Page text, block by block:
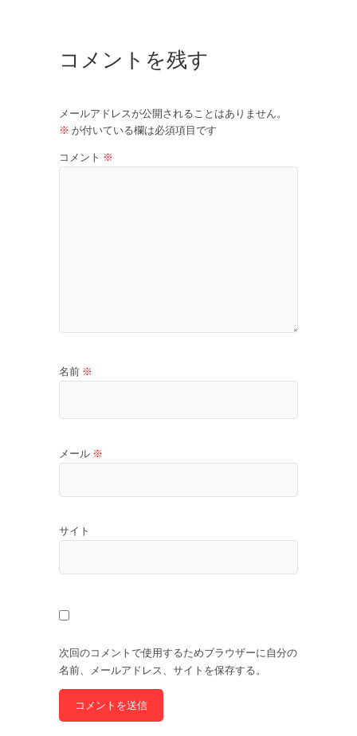
コメントを残す
メールアドレスが公開されることはありません。
※ が付いている欄は必須項目です
コメント ※
名前 ※
メール ※
サイト
次回のコメントで使用するためブラウザーに自分の
名前、メールアドレス、サイトを保存する。